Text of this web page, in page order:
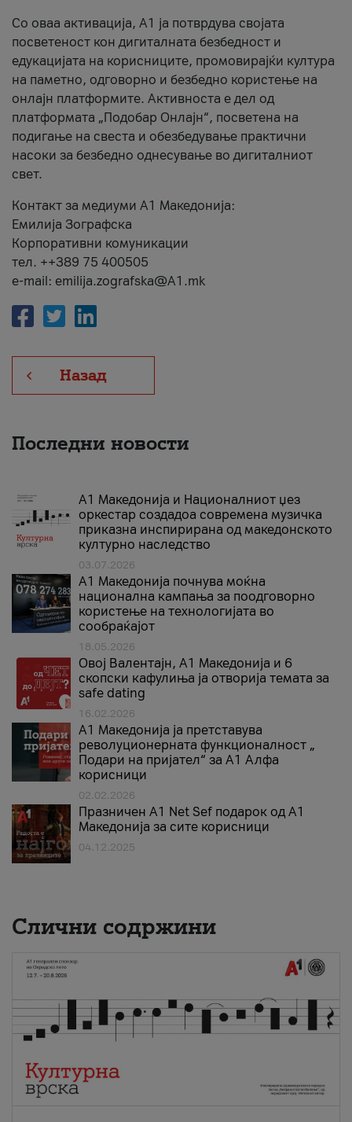
Со оваа активација, А1 ја потврдува својата
посветеност кон дигиталната безбедност и
едукацијата на корисниците, промовирајќи култура
на паметно, одговорно и безбедно користење на
онлајн платформите. Активноста е дел од
платформата „Подобар Онлајн“, посветена на
подигање на свеста и обезбедување практични
насоки за безбедно однесување во дигиталниот
свет.
Контакт за медиуми А1 Македонија:
Емилија Зографска
Корпоративни комуникации
тел. ++389 75 400505
e-mail: emilija.zografska@A1.mk
Назад
Последни новости
А1 Македонија и Националниот џез
оркестар создадоа современа музичка
приказна инспирирана од македонското
културно наследство
03.07.2026
A1 Македонија почнува моќна
национална кампања за поодговорно
користење на технологијата во
сообраќајот
18.05.2026
Овој Валентајн, A1 Македонија и 6
скопски кафулиња ја отворија темата за
safe dating
16.02.2026
А1 Македонија ја претставува
револуционерната функционалност „
Подари на пријател“ за А1 Алфа
корисници
02.02.2026
Празничен A1 Net Sеf подарок од А1
Македонија за сите корисници
04.12.2025
Слични содржини